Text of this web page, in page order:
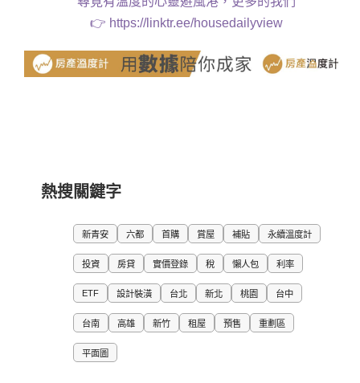
👉 https://linktr.ee/housedailyview
熱搜關鍵字
新青安 六都 首購 賞屋 補貼 永續溫度計
投資 房貸 實價登錄 稅 懶人包 利率
ETF 設計裝潢 台北 新北 桃園 台中
台南 高雄 新竹 租屋 預售 重劃區
平面圖